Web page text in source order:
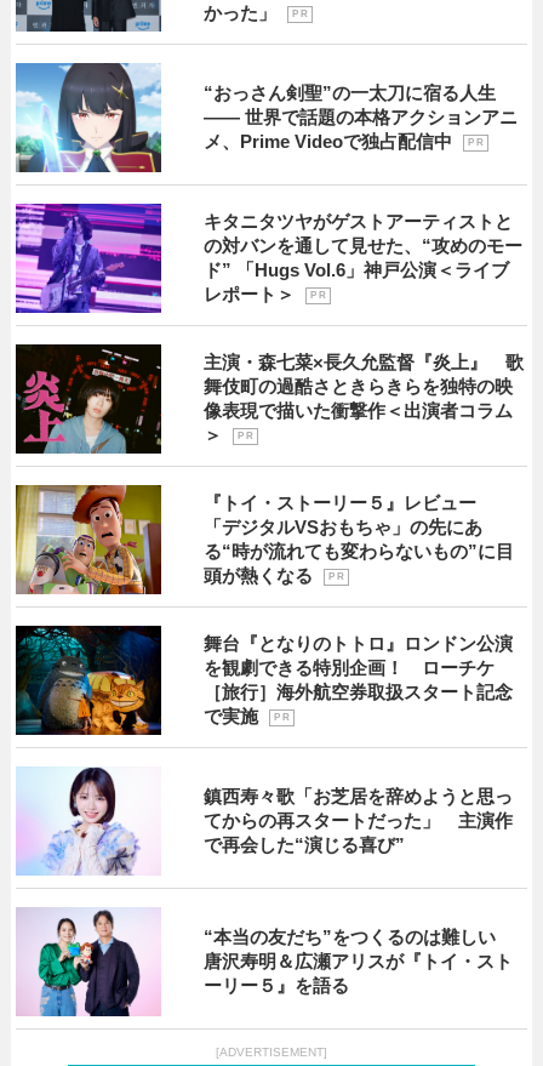
かった」
P R
“おっさん剣聖”の一太刀に宿る人生
―― 世界で話題の本格アクションアニ
メ、Prime Videoで独占配信中
P R
キタニタツヤがゲストアーティストと
の対バンを通して見せた、“攻めのモー
ド” 「Hugs Vol.6」神戸公演＜ライブ
レポート＞
P R
主演・森七菜×長久允監督『炎上』 歌
舞伎町の過酷さときらきらを独特の映
像表現で描いた衝撃作＜出演者コラム
＞
P R
『トイ・ストーリー５』レビュー
「デジタルVSおもちゃ」の先にあ
る“時が流れても変わらないもの”に目
頭が熱くなる
P R
舞台『となりのトトロ』ロンドン公演
を観劇できる特別企画！ ローチケ
［旅行］海外航空券取扱スタート記念
で実施
P R
鎮西寿々歌「お芝居を辞めようと思っ
てからの再スタートだった」 主演作
で再会した“演じる喜び”
“本当の友だち”をつくるのは難しい
唐沢寿明＆広瀬アリスが『トイ・スト
ーリー５』を語る
[ADVERTISEMENT]